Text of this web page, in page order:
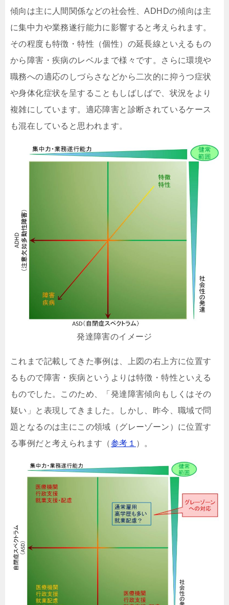
傾向は主に人間関係などの社会性、ADHDの傾向は主
に集中力や業務遂行能力に影響すると考えられます。
その程度も特徴・特性（個性）の延長線といえるもの
から障害・疾病のレベルまで様々です。さらに環境や
職務への適応のしづらさなどから二次的に抑うつ症状
や身体化症状を呈することもしばしばで、状況をより
複雑にしています。適応障害と診断されているケース
も混在していると思われます。
発達障害のイメージ
これまで記載してきた事例は、上図の右上方に位置す
るもので障害・疾病というよりは特徴・特性といえる
ものでした。このため、「発達障害傾向もしくはその
疑い」と表現してきました。しかし、昨今、職域で問
題となるのは主にこの領域（グレーゾーン）に位置す
る事例だと考えられます（参考１ ）。